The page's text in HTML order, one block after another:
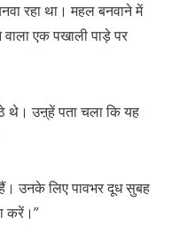
रहा था। महल बनवाने में
एक पखाली पाड़े पर
थे। उऩ्हें पता चला कि यह
उनके लिए पावभर दूध सुबह
करें।”